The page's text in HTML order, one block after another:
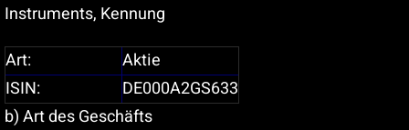
Instruments, Kennung
Art:
Aktie
ISIN:
DE000A2GS633
b) Art des Geschäfts